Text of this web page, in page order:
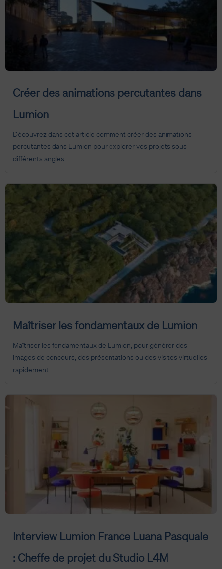
Créer des animations percutantes dans
Lumion
Découvrez dans cet article comment créer des animations
percutantes dans Lumion pour explorer vos projets sous
différents angles.
Maîtriser les fondamentaux de Lumion
Maîtriser les fondamentaux de Lumion, pour générer des
images de concours, des présentations ou des visites virtuelles
rapidement.
Interview Lumion France Luana Pasquale
: Cheffe de projet du Studio L4M